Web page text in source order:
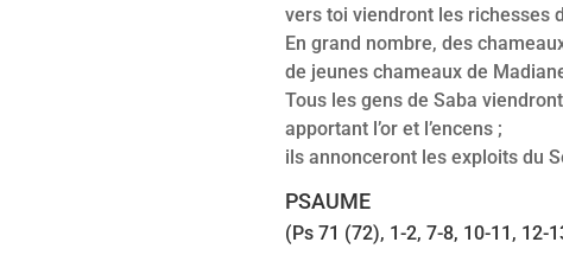
vers toi viendront les richesses
En grand nombre, des
de jeunes chameaux de
Tous les gens de Saba
apportant l’or et l’encens ;
ils annonceront les exploits du
PSAUME
(Ps 71 (72), 1-2, 7-8, 10-11, 12-